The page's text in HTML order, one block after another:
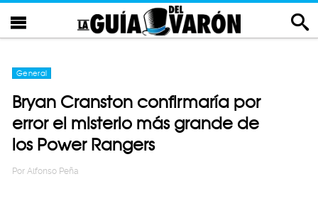
General
Bryan Cranston confirmaría por
error el misterio más grande de
los Power Rangers
Por Alfonso Peña